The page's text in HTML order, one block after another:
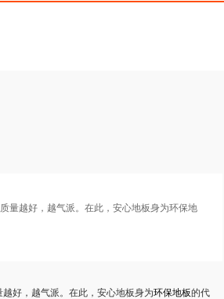
量越好，越气派。在此，安心地板身为环保地
好，越气派。在此，安心地板身为环保地板的代